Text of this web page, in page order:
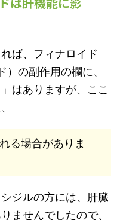
ば、フィナロイド
の副作用の欄に、
はありますが、ここ
る場合がありま
ジルの方には、肝臓
ませんでしたので、